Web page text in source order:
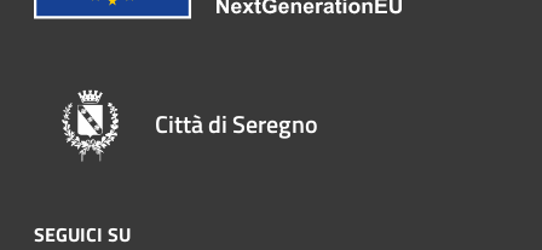
Città di Seregno
SEGUICI SU